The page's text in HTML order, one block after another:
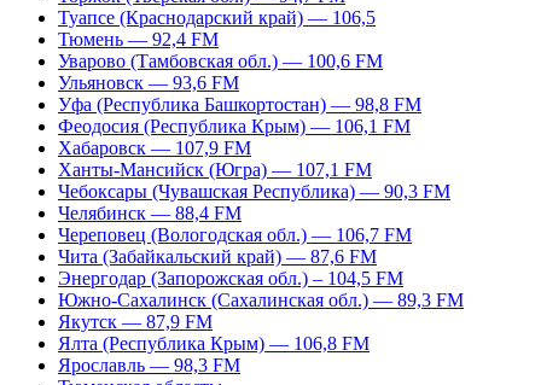
Туапсе (Краснодарский край) — 106,5
Тюмень — 92,4 FM
Уварово (Тамбовская обл.) — 100,6 FM
Ульяновск — 93,6 FM
Уфа (Республика Башкортостан) — 98,8 FM
Феодосия (Республика Крым) — 106,1 FM
Хабаровск — 107,9 FM
Ханты-Мансийск (Югра) — 107,1 FM
Чебоксары (Чувашская Республика) — 90,3 FM
Челябинск — 88,4 FM
Череповец (Вологодская обл.) — 106,7 FM
Чита (Забайкальский край) — 87,6 FM
Энергодар (Запорожская обл.) – 104,5 FM
Южно-Сахалинск (Сахалинская обл.) — 89,3 FM
Якутск — 87,9 FM
Ялта (Республика Крым) — 106,8 FM
Ярославль — 98,3 FM